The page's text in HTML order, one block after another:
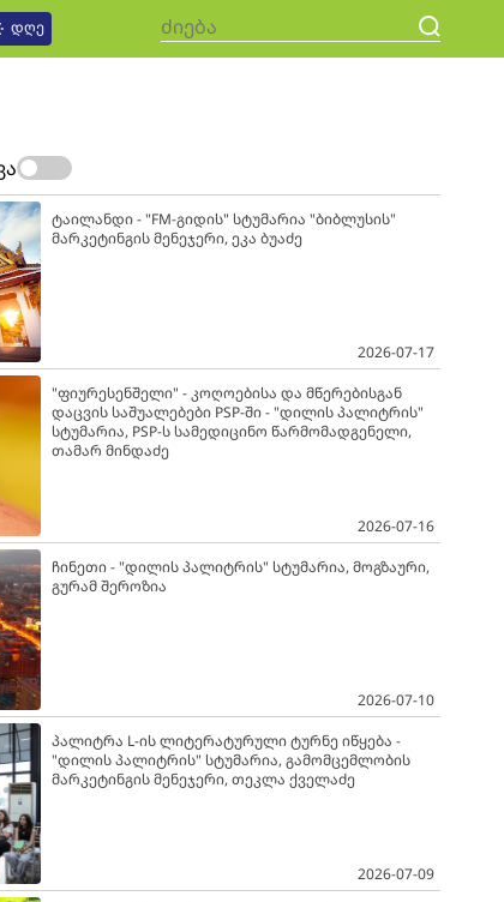
დღე
ტაილანდი - "FM-გიდის" სტუმარია "ბიბლუსის"
მარკეტინგის მენეჯერი, ეკა ბუაძე
2026-07-17
"ფიურესენშელი" - კოღოებისა და მწერებისგან
დაცვის საშუალებები PSP-ში - "დილის პალიტრის"
სტუმარია, PSP-ს სამედიცინო წარმომადგენელი,
თამარ მინდაძე
2026-07-16
ჩინეთი - "დილის პალიტრის" სტუმარია, მოგზაური,
გურამ შეროზია
2026-07-10
პალიტრა L-ის ლიტერატურული ტურნე იწყება -
"დილის პალიტრის" სტუმარია, გამომცემლობის
მარკეტინგის მენეჯერი, თეკლა ქველაძე
2026-07-09